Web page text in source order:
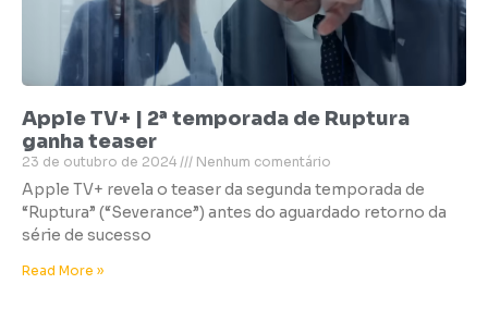
Apple TV+ | 2ª temporada de Ruptura
ganha teaser
23 de outubro de 2024 Nenhum comentário
Apple TV+ revela o teaser da segunda temporada de
“Ruptura” (“Severance”) antes do aguardado retorno da
série de sucesso
Read More »